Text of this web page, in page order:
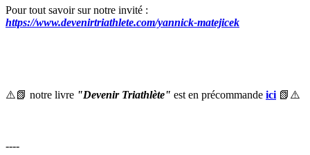
Pour tout savoir sur notre invité :
https://www.devenirtriathlete.com/yannick-matejicek
⚠️📗 notre livre "Devenir Triathlète" est en précommande ici 📗⚠️
----